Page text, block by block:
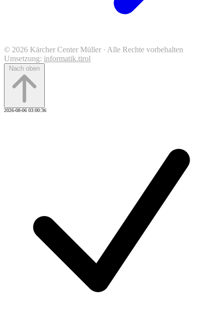
© 2026 Kärcher Center Müller · Alle Rechte vorbehalten
Umsetzung: informatik.tirol
Nach oben
2026-08-06 03:00:36